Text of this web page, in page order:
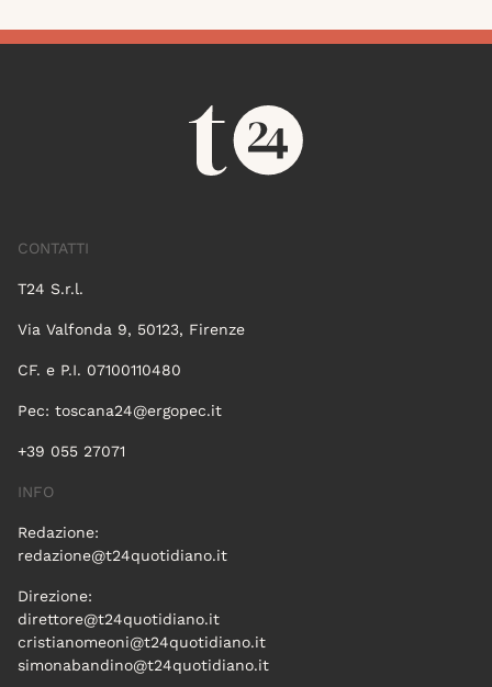
CONTATTI
T24 S.r.l.
Via Valfonda 9, 50123, Firenze
CF. e P.I. 07100110480
Pec: toscana24@ergopec.it
+39 055 27071
INFO
Redazione:
redazione@t24quotidiano.it
Direzione:
direttore@t24quotidiano.it
cristianomeoni@t24quotidiano.it
simonabandino@t24quotidiano.it